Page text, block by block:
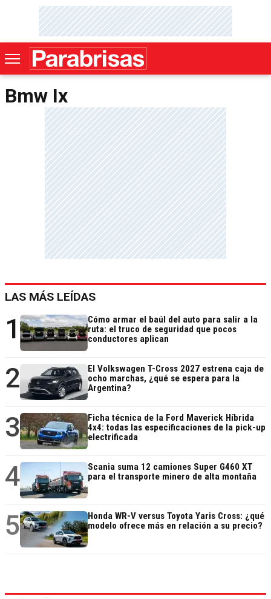
Bmw Ix
LAS MÁS LEÍDAS
1
Cómo armar el baúl del auto para salir a la
ruta: el truco de seguridad que pocos
conductores aplican
2
El Volkswagen T-Cross 2027 estrena caja de
ocho marchas, ¿qué se espera para la
Argentina?
3
Ficha técnica de la Ford Maverick Híbrida
4x4: todas las especificaciones de la pick-up
electrificada
4
Scania suma 12 camiones Super G460 XT
para el transporte minero de alta montaña
5
Honda WR-V versus Toyota Yaris Cross: ¿qué
modelo ofrece más en relación a su precio?